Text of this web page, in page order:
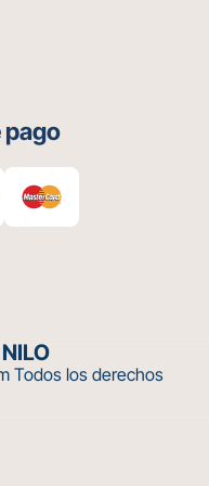
de viajes a
y su rica historia la
para
en las
se aventuren a
detrás del
tu aventura
del tiempo,
de la civilización
más
de Giza.
pago
Todos los derechos